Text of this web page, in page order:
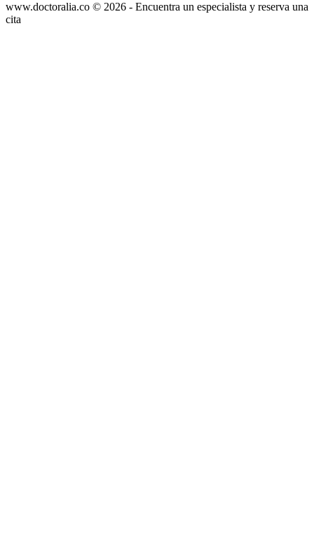
www.doctoralia.co © 2026 - Encuentra un especialista y reserva una
cita